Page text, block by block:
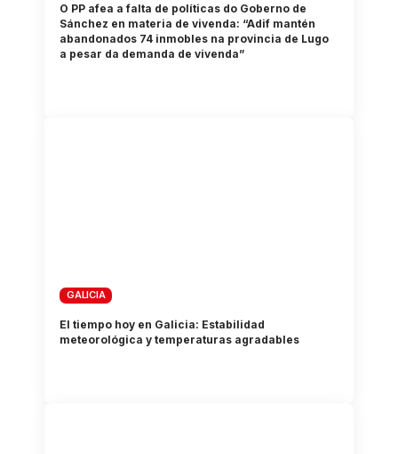
O PP afea a falta de políticas do Goberno de
Sánchez en materia de vivenda: “Adif mantén
abandonados 74 inmobles na provincia de Lugo
a pesar da demanda de vivenda”
GALICIA
El tiempo hoy en Galicia: Estabilidad
meteorológica y temperaturas agradables